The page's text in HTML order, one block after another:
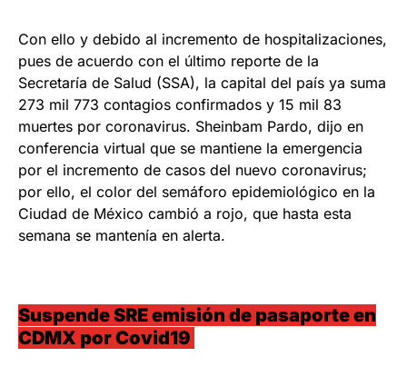
Con ello y debido al incremento de hospitalizaciones,
pues de acuerdo con el último reporte de la
Secretaría de Salud (SSA), la capital del país ya suma
273 mil 773 contagios confirmados y 15 mil 83
muertes por coronavirus. Sheinbam Pardo, dijo en
conferencia virtual que se mantiene la emergencia
por el incremento de casos del nuevo coronavirus;
por ello, el color del semáforo epidemiológico en la
Ciudad de México cambió a rojo, que hasta esta
semana se mantenía en alerta.
Suspende SRE emisión de pasaporte en
CDMX por Covid19